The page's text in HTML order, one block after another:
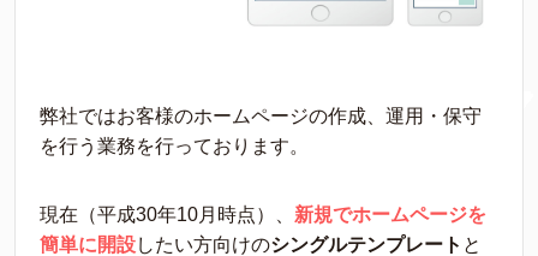
弊社ではお客様のホームページの作成、運用・保守
を行う業務を行っております。
現在（平成30年10月時点）、 新規でホームページを
簡単に開設したい方向けのシングルテンプレート と